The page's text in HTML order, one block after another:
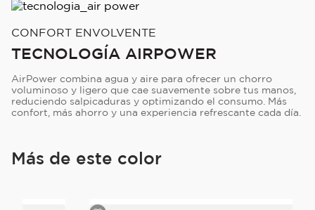
CONFORT ENVOLVENTE
TECNOLOGÍA AIRPOWER
AirPower combina agua y aire para ofrecer un chorro
voluminoso y ligero que cae suavemente sobre tus manos,
reduciendo salpicaduras y optimizando el consumo. Más
confort, más ahorro y una experiencia refrescante cada día.
Más de este color